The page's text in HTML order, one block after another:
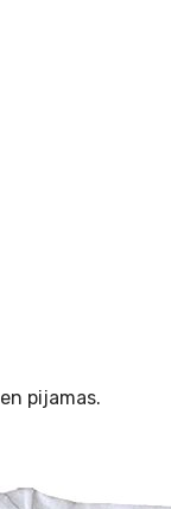
en pijamas.